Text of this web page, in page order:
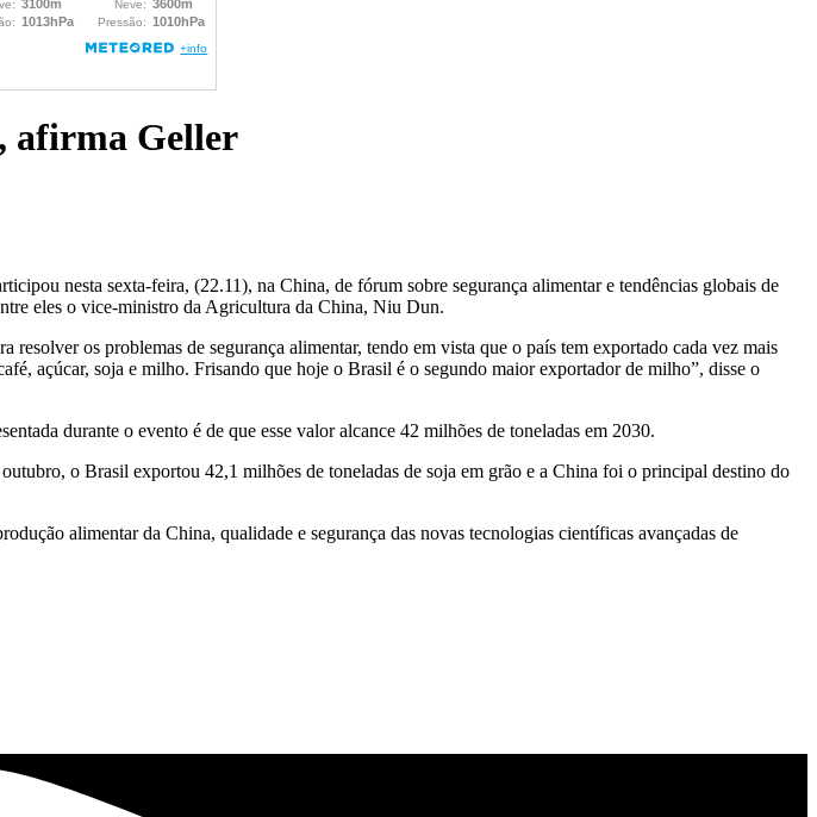
afirma Geller
nesta sexta-feira, (22.11), na China, de fórum sobre segurança alimentar e tendências globais de
eles o vice-ministro da Agricultura da China, Niu Dun.
os problemas de segurança alimentar, tendo em vista que o país tem exportado cada vez mais
açúcar, soja e milho. Frisando que hoje o Brasil é o segundo maior exportador de milho”, disse o
durante o evento é de que esse valor alcance 42 milhões de toneladas em 2030.
o Brasil exportou 42,1 milhões de toneladas de soja em grão e a China foi o principal destino do
alimentar da China, qualidade e segurança das novas tecnologias científicas avançadas de